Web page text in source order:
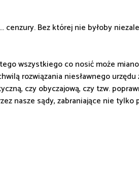
Bez której nie byłoby
wszystkiego co nosić może
rozwiązania niesławnego
czy obyczajową, czy tzw.
nasze sądy, zabraniające nie